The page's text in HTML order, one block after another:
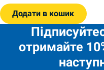
Додати в кошик
отримайте